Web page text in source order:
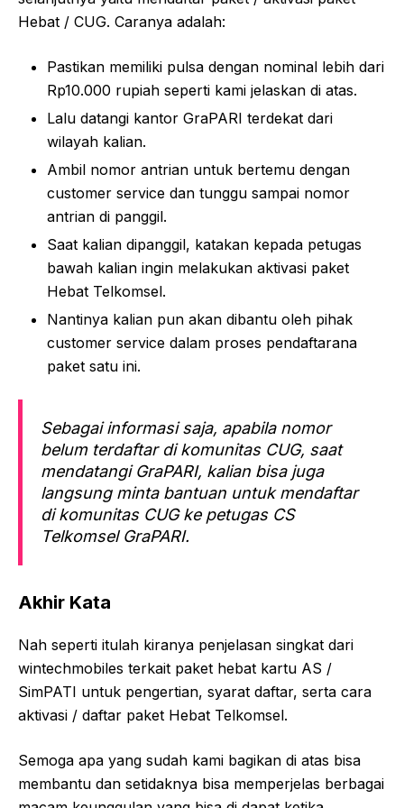
Hebat / CUG. Caranya adalah:
Pastikan memiliki pulsa dengan nominal lebih dari
Rp10.000 rupiah seperti kami jelaskan di atas.
Lalu datangi kantor GraPARI terdekat dari
wilayah kalian.
Ambil nomor antrian untuk bertemu dengan
customer service dan tunggu sampai nomor
antrian di panggil.
Saat kalian dipanggil, katakan kepada petugas
bawah kalian ingin melakukan aktivasi paket
Hebat Telkomsel.
Nantinya kalian pun akan dibantu oleh pihak
customer service dalam proses pendaftarana
paket satu ini.
Sebagai informasi saja, apabila nomor
belum terdaftar di komunitas CUG, saat
mendatangi GraPARI, kalian bisa juga
langsung minta bantuan untuk mendaftar
di komunitas CUG ke petugas CS
Telkomsel GraPARI.
Akhir Kata
Nah seperti itulah kiranya penjelasan singkat dari
wintechmobiles terkait paket hebat kartu AS /
SimPATI untuk pengertian, syarat daftar, serta cara
aktivasi / daftar paket Hebat Telkomsel.
Semoga apa yang sudah kami bagikan di atas bisa
membantu dan setidaknya bisa memperjelas berbagai